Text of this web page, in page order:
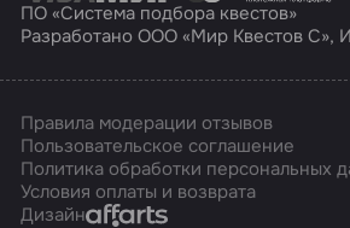
ПО «Система подбора квестов»
Разработано ООО «Мир Квестов С»,
Правила модерации отзывов
Пользовательское соглашение
Политика обработки персональных
Условия оплаты и возврата
ДизайнAffarts